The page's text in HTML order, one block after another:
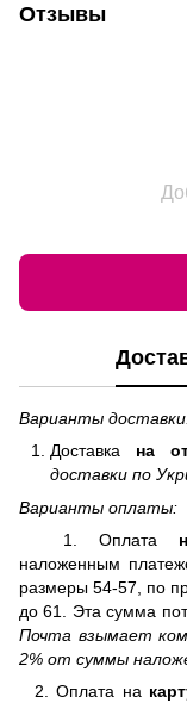
Отзывы
Варианты
Доставка на
доставки по
Варианты оплаты:
1. Оплата
наложенным
размеры 54-57, по
до 61. Эта сумма
Почта взымает
2% от суммы
2. Оплата на